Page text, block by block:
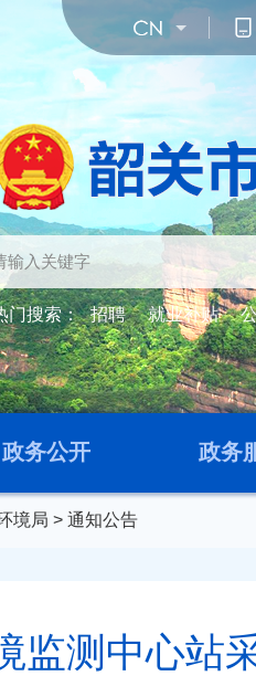
门搜索： 招聘 就业补贴
政务公开 政务
境局 > 通知公告
监测中心站